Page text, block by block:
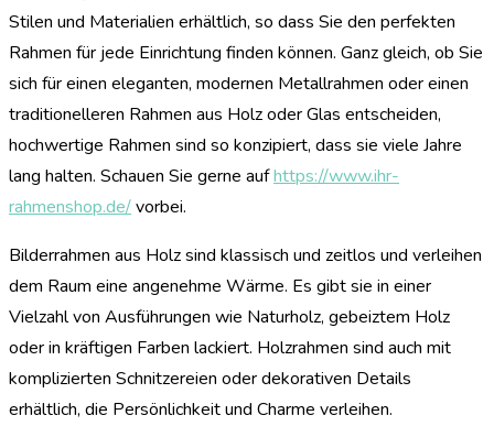
Stilen und Materialien erhältlich, so dass Sie den perfekten
Rahmen für jede Einrichtung finden können. Ganz gleich, ob Sie
sich für einen eleganten, modernen Metallrahmen oder einen
traditionelleren Rahmen aus Holz oder Glas entscheiden,
hochwertige Rahmen sind so konzipiert, dass sie viele Jahre
lang halten. Schauen Sie gerne aufhttps://www.ihr-
rahmenshop.de/vorbei.
Bilderrahmen aus Holz sind klassisch und zeitlos und verleihen
dem Raum eine angenehme Wärme. Es gibt sie in einer
Vielzahl von Ausführungen wie Naturholz, gebeiztem Holz
oder in kräftigen Farben lackiert. Holzrahmen sind auch mit
komplizierten Schnitzereien oder dekorativen Details
erhältlich, die Persönlichkeit und Charme verleihen.